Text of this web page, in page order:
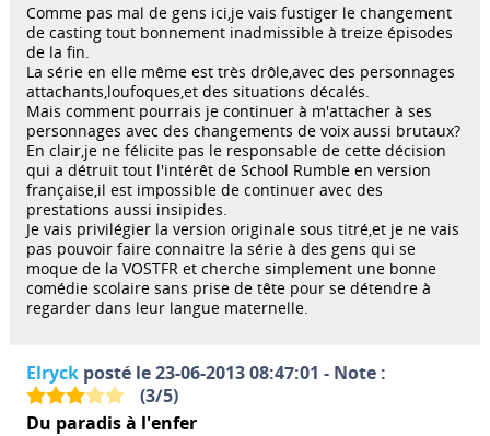
Comme pas mal de gens ici,je vais fustiger le changement
de casting tout bonnement inadmissible à treize épisodes
de la fin.
La série en elle même est très drôle,avec des personnages
attachants,loufoques,et des situations décalés.
Mais comment pourrais je continuer à m'attacher à ses
personnages avec des changements de voix aussi brutaux?
En clair,je ne félicite pas le responsable de cette décision
qui a détruit tout l'intérêt de School Rumble en version
française,il est impossible de continuer avec des
prestations aussi insipides.
Je vais privilégier la version originale sous titré,et je ne vais
pas pouvoir faire connaitre la série à des gens qui se
moque de la VOSTFR et cherche simplement une bonne
comédie scolaire sans prise de tête pour se détendre à
regarder dans leur langue maternelle.
Elryckposté le 23-06-2013 08:47:01 - Note :
(3/5)
Du paradis à l'enfer